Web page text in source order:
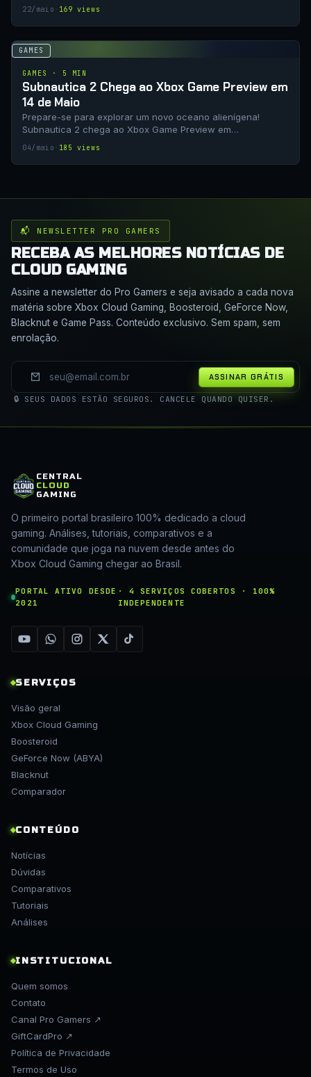
22/maio · 169 views
GAMES
GAMES · 5 MIN
Subnautica 2 Chega ao Xbox Game Preview em
14 de Maio
Prepare-se para explorar um novo oceano alienígena!
Subnautica 2 chega ao Xbox Game Preview em…
04/maio · 185 views
📬 NEWSLETTER PRO GAMERS
RECEBA AS MELHORES NOTÍCIAS DE
CLOUD GAMING
Assine a newsletter do Pro Gamers e seja avisado a cada nova
matéria sobre Xbox Cloud Gaming, Boosteroid, GeForce Now,
Blacknut e Game Pass. Conteúdo exclusivo. Sem spam, sem
enrolação.
ASSINAR GRÁTIS
🔒 SEUS DADOS ESTÃO SEGUROS. CANCELE QUANDO QUISER.
CENTRAL
CLOUD
GAMING
O primeiro portal brasileiro 100% dedicado a cloud
gaming. Análises, tutoriais, comparativos e a
comunidade que joga na nuvem desde antes do
Xbox Cloud Gaming chegar ao Brasil.
PORTAL ATIVO DESDE
2021
· 4 SERVIÇOS COBERTOS · 100%
INDEPENDENTE
SERVIÇOS
Visão geral
Xbox Cloud Gaming
Boosteroid
GeForce Now (ABYA)
Blacknut
Comparador
CONTEÚDO
Notícias
Dúvidas
Comparativos
Tutoriais
Análises
INSTITUCIONAL
Quem somos
Contato
Canal Pro Gamers ↗
GiftCardPro ↗
Política de Privacidade
Termos de Uso